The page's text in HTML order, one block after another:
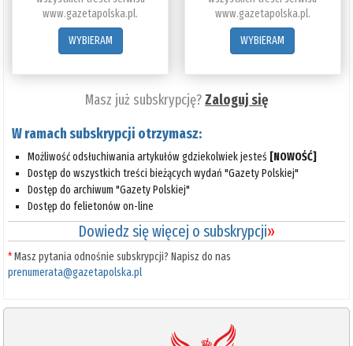
www.gazetapolska.pl.
WYBIERAM
www.gazetapolska.pl.
WYBIERAM
Masz już subskrypcję?Zaloguj się
W ramach subskrypcji otrzymasz:
Możliwość odsłuchiwania artykułów gdziekolwiek jesteś [NOWOŚĆ]
Dostęp do wszystkich treści bieżących wydań "Gazety Polskiej"
Dostęp do archiwum "Gazety Polskiej"
Dostęp do felietonów on-line
Dowiedz się więcej o subskrypcji»
*Masz pytania odnośnie subskrypcji? Napisz do nas
prenumerata@gazetapolska.pl